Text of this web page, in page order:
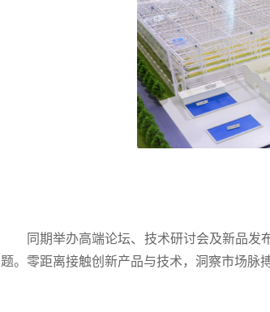
同期举办高端论坛、技术研讨会及新品
题。零距离接触创新产品与技术，洞察市场脉